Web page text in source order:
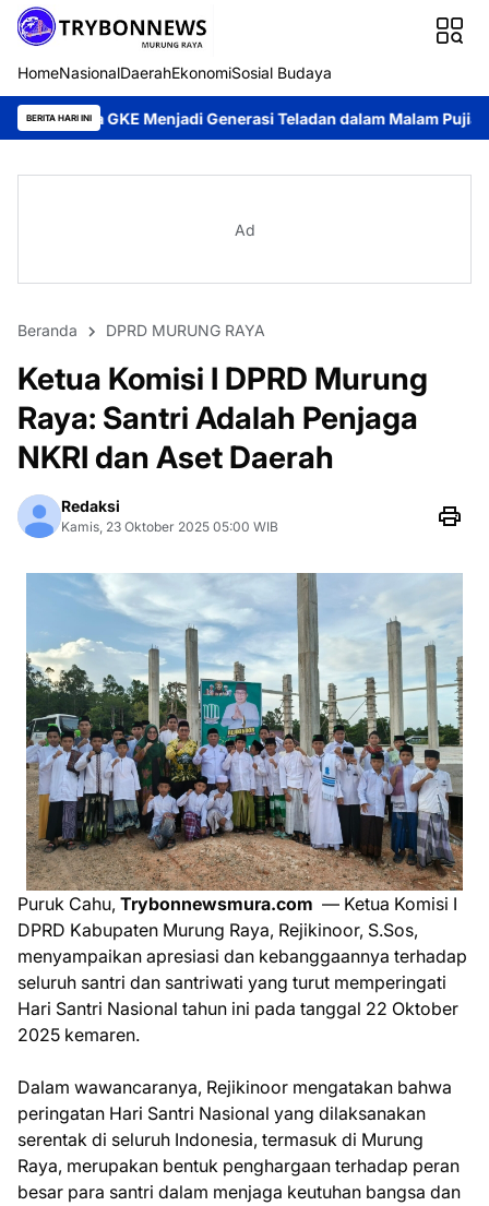
HomeNasionalDaerahEkonomiSosial Budaya
BERITA HARI INI
Menjadi Generasi Teladan dalam Malam Pujian Hari Pemuda
Ad
Beranda DPRD MURUNG RAYA
Ketua Komisi I DPRD Murung
Raya: Santri Adalah Penjaga
NKRI dan Aset Daerah
Redaksi
Kamis, 23 Oktober 2025 05:00 WIB
Puruk Cahu, Trybonnewsmura.com — Ketua Komisi I
DPRD Kabupaten Murung Raya, Rejikinoor, S.Sos,
menyampaikan apresiasi dan kebanggaannya terhadap
seluruh santri dan santriwati yang turut memperingati
Hari Santri Nasional tahun ini pada tanggal 22 Oktober
2025 kemaren.
Dalam wawancaranya, Rejikinoor mengatakan bahwa
peringatan Hari Santri Nasional yang dilaksanakan
serentak di seluruh Indonesia, termasuk di Murung
Raya, merupakan bentuk penghargaan terhadap peran
besar para santri dalam menjaga keutuhan bangsa dan